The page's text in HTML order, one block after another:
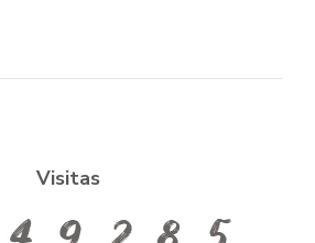
Visitas